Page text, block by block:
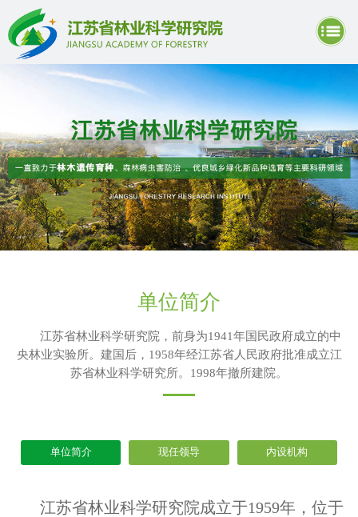
单位简介
江苏省林业科学研究院，前身为1941年国民政府成立的中
央林业实验所。建国后，1958年经江苏省人民政府批准成立江
苏省林业科学研究所。1998年撤所建院。
单位简介 现任领导 内设机构
江苏省林业科学研究院成立于1959年，位于